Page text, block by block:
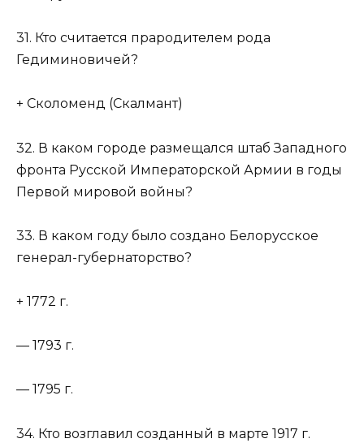
31. Кто считается прародителем рода
Гедиминовичей?
+ Сколоменд (Скалмант)
32. В каком городе размещался штаб Западного
фронта Русской Императорской Армии в годы
Первой мировой войны?
33. В каком году было создано Белорусское
генерал-губернаторство?
+ 1772 г.
— 1793 г.
— 1795 г.
34. Кто возглавил созданный в марте 1917 г.